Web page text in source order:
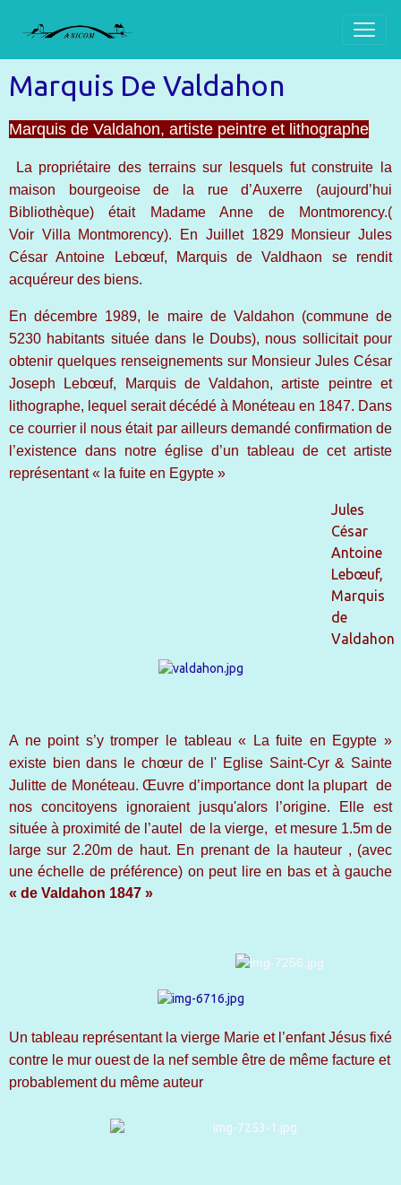
Marquis De Valdahon
Marquis de Valdahon, artiste peintre et lithographe
La propriétaire des terrains sur lesquels fut construite la
maison bourgeoise de la rue d’Auxerre (aujourd’hui
Bibliothèque) était Madame Anne de Montmorency.(
Voir Villa Montmorency). En Juillet 1829 Monsieur Jules
César Antoine Lebœuf, Marquis de Valdhaon se rendit
acquéreur des biens.
En décembre 1989, le maire de Valdahon (commune de
5230 habitants située dans le Doubs), nous sollicitait pour
obtenir quelques renseignements sur Monsieur Jules César
Joseph Lebœuf, Marquis de Valdahon, artiste peintre et
lithographe, lequel serait décédé à Monéteau en 1847. Dans
ce courrier il nous était par ailleurs demandé confirmation de
l’existence dans notre église d’un tableau de cet artiste
représentant « la fuite en Egypte »
Jules
César
Antoine
Lebœuf,
Marquis
de
Valdahon
A ne point s’y tromper le tableau « La fuite en Egypte »
existe bien dans le chœur de l' Eglise Saint-Cyr & Sainte
Julitte de Monéteau. Œuvre d’importance dont la plupart de
nos concitoyens ignoraient jusqu'alors l’origine. Elle est
située à proximité de l’autel de la vierge, et mesure 1.5m de
large sur 2.20m de haut. En prenant de la hauteur , (avec
une échelle de préférence) on peut lire en bas et à gauche
« de Valdahon 1847 »
Un tableau représentant la vierge Marie et l’enfant Jésus fixé
contre le mur ouest de la nef semble être de même facture et
probablement du même auteur